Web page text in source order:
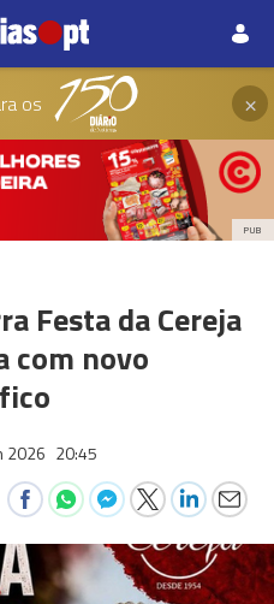
os ×
PUB
Festa da Cereja
com novo
2026 20:45